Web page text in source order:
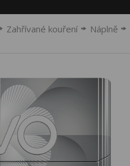
Zahřívané kouření Náplně